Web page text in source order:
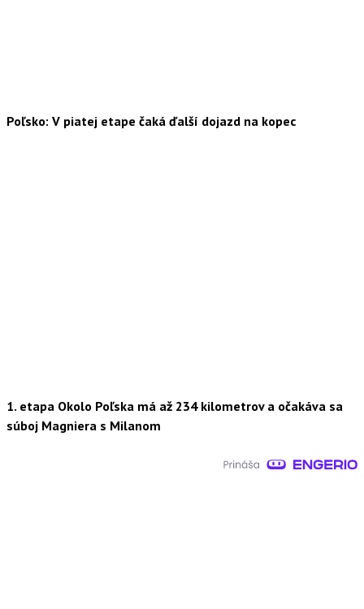
Poľsko: V piatej etape čaká ďalší dojazd na kopec
1. etapa Okolo Poľska má až 234 kilometrov a očakáva sa
súboj Magniera s Milanom